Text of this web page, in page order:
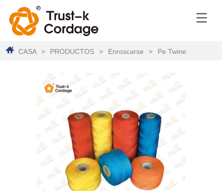
CASA > PRODUCTOS > Enroscarse > Pe Twine